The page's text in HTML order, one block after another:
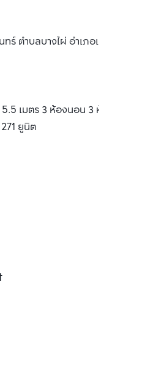
ร์ ตำบลบางไผ่ อำเภอเมืองนนทบุรี
เมตร 3 ห้องนอน 3 ห้องน้ำ พื้นที่
ยูนิต